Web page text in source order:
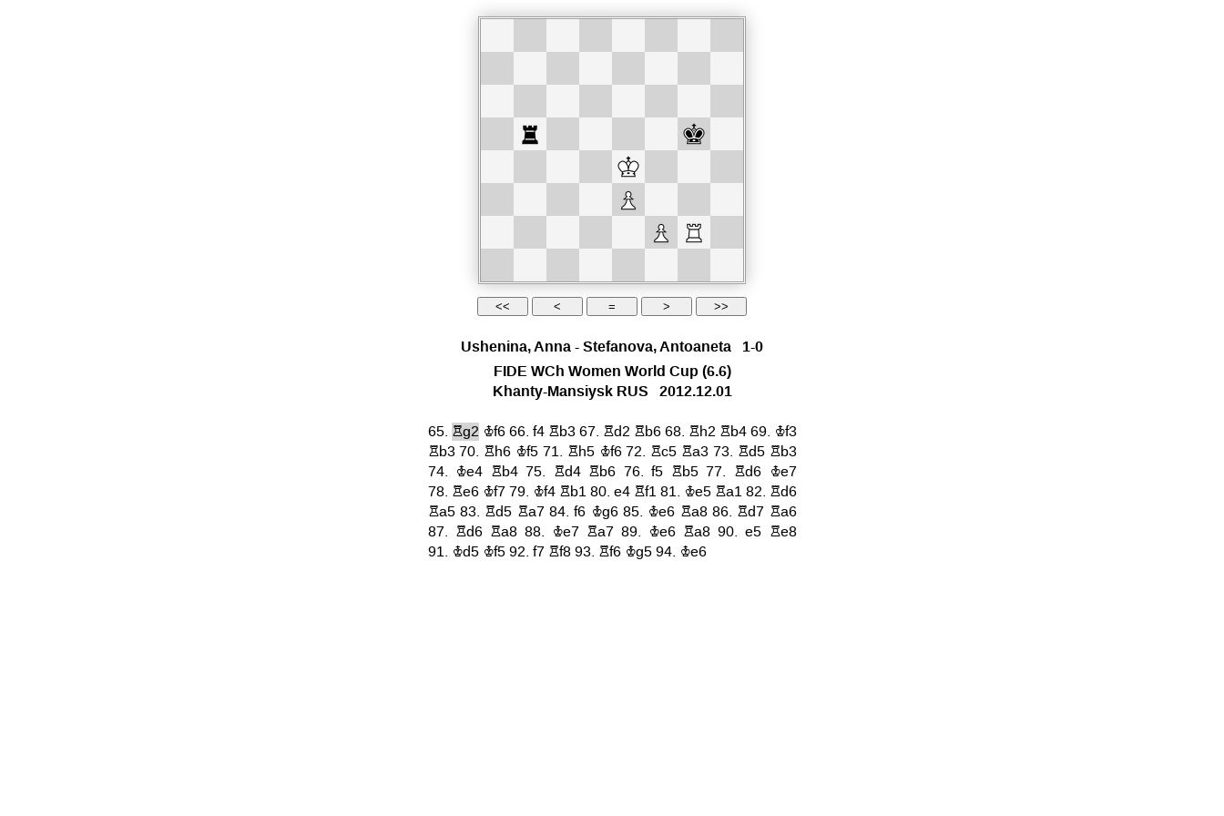
Ushenina, Anna-Stefanova, Antoaneta 1-0
FIDE WCh Women World Cup(6.6)
Khanty-Mansiysk RUS 2012.12.01
65. Rg2 Kf6 66. f4 Rb3 67. Rd2 Rb6 68. Rh2 Rb4 69. Kf3
Rb3 70. Rh6 Kf5 71. Rh5 Kf6 72. Rc5 Ra3 73. Rd5 Rb3
74. Ke4 Rb4 75. Rd4 Rb6 76.f5 Rb5 77. Rd6 Ke7
78. Re6 Kf7 79. Kf4 Rb1 80. e4 Rf1 81. Ke5 Ra1 82. Rd6
Ra5 83. Rd5 Ra7 84.f6 Kg6 85. Ke6 Ra8 86. Rd7 Ra6
87. Rd6 Ra8 88. Ke7 Ra7 89. Ke6 Ra8 90.e5 Re8
91. Kd5 Kf5 92. f7 Rf8 93. Rf6 Kg5 94. Ke6